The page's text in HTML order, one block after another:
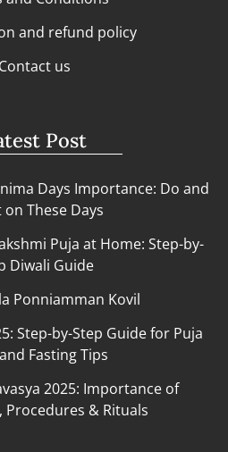
and refund policy
Contact us
Post
Days Importance: Do and
on These Days
Puja at Home: Step-by-
Diwali Guide
Ponniamman Kovil
Step-by-Step Guide for Puja
Fasting Tips
2025: Importance of
Procedures & Rituals